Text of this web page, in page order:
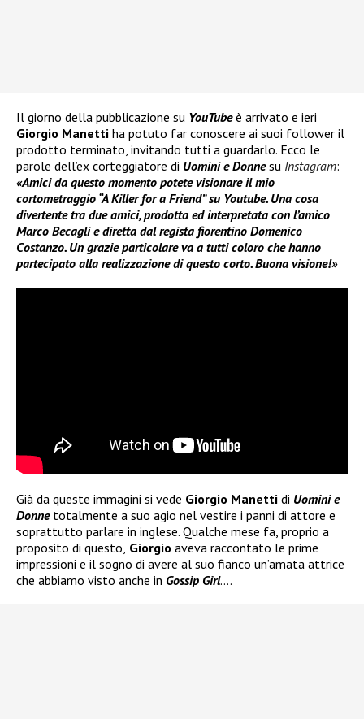
Il giorno della pubblicazione su YouTubeè arrivato e ieri
Giorgio Manetti ha potuto far conoscere ai suoi follower il
prodotto terminato, invitando tutti a guardarlo. Ecco le
parole dell’ex corteggiatore di Uomini e Donnesu Instagram:
«Amici da questo momento potete visionare il mio
cortometraggio “A Killer for a Friend” su Youtube. Una cosa
divertente tra due amici, prodotta ed interpretata con l’amico
Marco Becagli e diretta dal regista fiorentino Domenico
Costanzo. Un grazie particolare va a tutti coloro che hanno
partecipato alla realizzazione di questo corto. Buona visione!»
Già da queste immagini si vede Giorgio Manetti di Uomini e
Donnetotalmente a suo agio nel vestire i panni di attore e
soprattutto parlare in inglese. Qualche mese fa, proprio a
proposito di questo, Giorgio aveva raccontato le prime
impressioni e il sogno di avere al suo fianco un’amata attrice
che abbiamo visto anche in Gossip Girl….